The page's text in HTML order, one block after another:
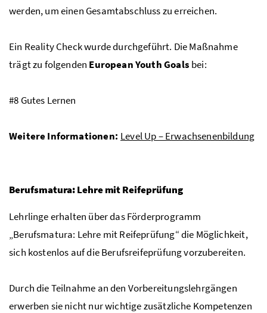
werden, um einen Gesamtabschluss zu erreichen.
Ein Reality Check wurde durchgeführt. Die Maßnahme
trägt zu folgenden European Youth Goals bei:
#8 Gutes Lernen
Weitere Informationen: Level Up – Erwachsenenbildung
Berufsmatura: Lehre mit Reifeprüfung
Lehrlinge erhalten über das Förderprogramm
„Berufsmatura: Lehre mit Reifeprüfung“ die Möglichkeit,
sich kostenlos auf die Berufsreifeprüfung vorzubereiten.
Durch die Teilnahme an den Vorbereitungslehrgängen
erwerben sie nicht nur wichtige zusätzliche Kompetenzen